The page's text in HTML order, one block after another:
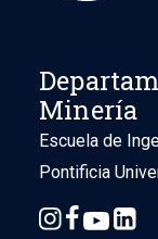
Minería
Escuela de
Pontificia